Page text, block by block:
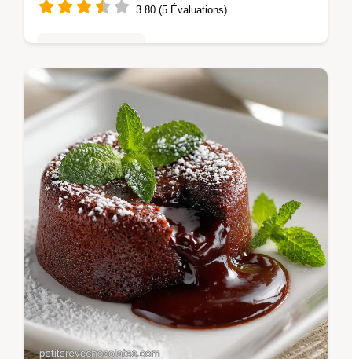
3.80 (5 Évaluations)
Le Crayon en chocolat, une pâtisserie
structurée alliant sablé croustillant à la
noisette et ganache intense.